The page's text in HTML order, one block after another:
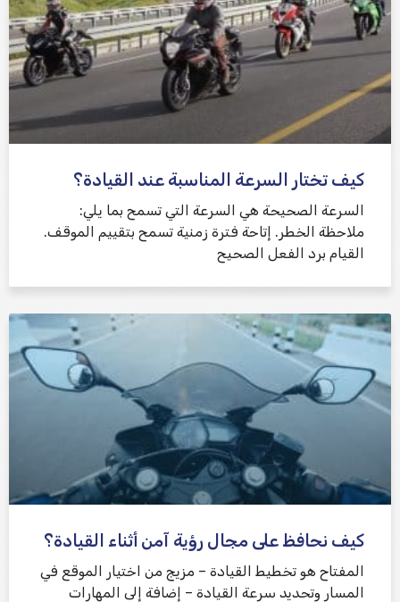
كيف تختار السرعة المناسبة عند القيادة؟
السرعة الصحيحة هي السرعة التي تسمح بما يلي:
ملاحظة الخطر. إتاحة فترة زمنية تسمح بتقييم الموقف.
القيام برد الفعل الصحيح
كيف نحافظ على مجال رؤية آمن أثناء القيادة؟
المفتاح هو تخطيط القيادة – مزيج من اختيار الموقع في
المسار وتحديد سرعة القيادة – إضافة إلى المهارات